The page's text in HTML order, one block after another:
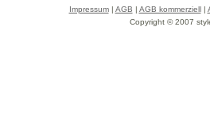
Impressum| AGB | AGB kommerziell|
Copyright © 2007